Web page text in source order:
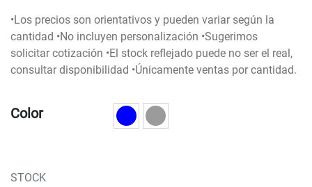
•Los precios son orientativos y pueden variar según la
cantidad •No incluyen personalización •Sugerimos
solicitar cotización •El stock reflejado puede no ser el real,
consultar disponibilidad •Únicamente ventas por cantidad.
Color
STOCK